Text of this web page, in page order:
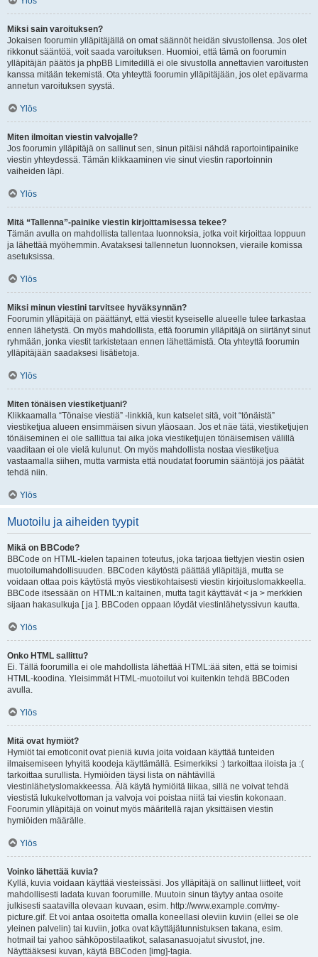
Miksi sain varoituksen?
Jokaisen foorumin ylläpitäjällä on omat säännöt heidän sivustollensa. Jos olet
rikkonut sääntöä, voit saada varoituksen. Huomioi, että tämä on foorumin
ylläpitäjän päätös ja phpBB Limitedillä ei ole sivustolla annettavien varoitusten
kanssa mitään tekemistä. Ota yhteyttä foorumin ylläpitäjään, jos olet epävarma
annetun varoituksen syystä.
Ylös
Miten ilmoitan viestin valvojalle?
Jos foorumin ylläpitäjä on sallinut sen, sinun pitäisi nähdä raportointipainike
viestin yhteydessä. Tämän klikkaaminen vie sinut viestin raportoinnin
vaiheiden läpi.
Ylös
Mitä “Tallenna”-painike viestin kirjoittamisessa tekee?
Tämän avulla on mahdollista tallentaa luonnoksia, jotka voit kirjoittaa loppuun
ja lähettää myöhemmin. Avataksesi tallennetun luonnoksen, vieraile komissa
asetuksissa.
Ylös
Miksi minun viestini tarvitsee hyväksynnän?
Foorumin ylläpitäjä on päättänyt, että viestit kyseiselle alueelle tulee tarkastaa
ennen lähetystä. On myös mahdollista, että foorumin ylläpitäjä on siirtänyt sinut
ryhmään, jonka viestit tarkistetaan ennen lähettämistä. Ota yhteyttä foorumin
ylläpitäjään saadaksesi lisätietoja.
Ylös
Miten tönäisen viestiketjuani?
Klikkaamalla “Tönaise viestiä” -linkkiä, kun katselet sitä, voit “tönäistä”
viestiketjua alueen ensimmäisen sivun yläosaan. Jos et näe tätä, viestiketjujen
tönäiseminen ei ole sallittua tai aika joka viestiketjujen tönäisemisen välillä
vaaditaan ei ole vielä kulunut. On myös mahdollista nostaa viestiketjua
vastaamalla siihen, mutta varmista että noudatat foorumin sääntöjä jos päätät
tehdä niin.
Ylös
Muotoilu ja aiheiden tyypit
Mikä on BBCode?
BBCode on HTML-kielen tapainen toteutus, joka tarjoaa tiettyjen viestin osien
muotoilumahdollisuuden. BBCoden käytöstä päättää ylläpitäjä, mutta se
voidaan ottaa pois käytöstä myös viestikohtaisesti viestin kirjoituslomakkeella.
BBCode itsessään on HTML:n kaltainen, mutta tagit käyttävät < ja > merkkien
sijaan hakasulkuja [ ja ]. BBCoden oppaan löydät viestinlähetyssivun kautta.
Ylös
Onko HTML sallittu?
Ei. Tällä foorumilla ei ole mahdollista lähettää HTML:ää siten, että se toimisi
HTML-koodina. Yleisimmät HTML-muotoilut voi kuitenkin tehdä BBCoden
avulla.
Ylös
Mitä ovat hymiöt?
Hymiöt tai emoticonit ovat pieniä kuvia joita voidaan käyttää tunteiden
ilmaisemiseen lyhyitä koodeja käyttämällä. Esimerkiksi :) tarkoittaa iloista ja :(
tarkoittaa surullista. Hymiöiden täysi lista on nähtävillä
viestinlähetyslomakkeessa. Älä käytä hymiöitä liikaa, sillä ne voivat tehdä
viestistä lukukelvottoman ja valvoja voi poistaa niitä tai viestin kokonaan.
Foorumin ylläpitäjä on voinut myös määritellä rajan yksittäisen viestin
hymiöiden määrälle.
Ylös
Voinko lähettää kuvia?
Kyllä, kuvia voidaan käyttää viesteissäsi. Jos ylläpitäjä on sallinut liitteet, voit
mahdollisesti ladata kuvan foorumille. Muutoin sinun täytyy antaa osoite
julkisesti saatavilla olevaan kuvaan, esim. http://www.example.com/my-
picture.gif. Et voi antaa osoitetta omalla koneellasi oleviin kuviin (ellei se ole
yleinen palvelin) tai kuviin, jotka ovat käyttäjätunnistuksen takana, esim.
hotmail tai yahoo sähköpostilaatikot, salasanasuojatut sivustot, jne.
Näyttääksesi kuvan, käytä BBCoden [img]-tagia.